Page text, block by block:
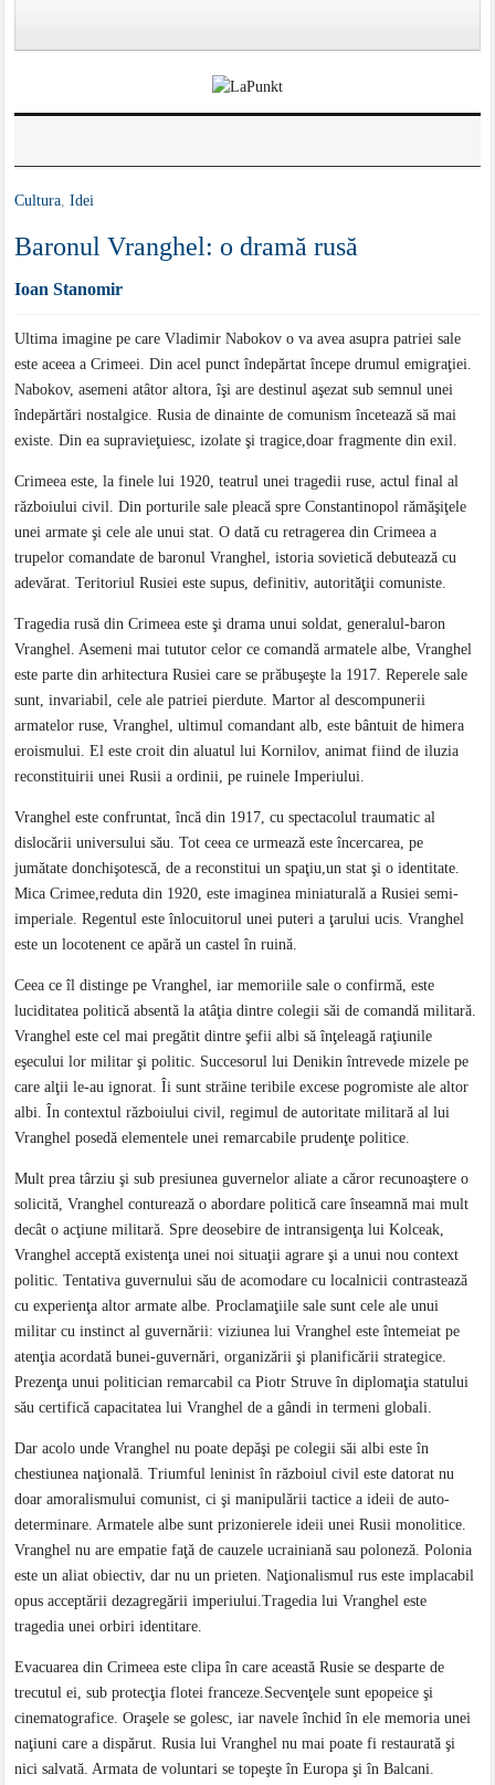
Cultura,Idei
Baronul Vranghel: o dramă rusă
Ioan Stanomir
Ultima imagine pe care Vladimir Nabokov o va avea asupra patriei sale
este aceea a Crimeei. Din acel punct îndepărtat începe drumul emigraţiei.
Nabokov, asemeni atâtor altora, îşi are destinul aşezat sub semnul unei
îndepărtări nostalgice. Rusia de dinainte de comunism încetează să mai
existe. Din ea supravieţuiesc, izolate şi tragice,doar fragmente din exil.
Crimeea este, la finele lui 1920, teatrul unei tragedii ruse, actul final al
războiului civil. Din porturile sale pleacă spre Constantinopol rămăşiţele
unei armate şi cele ale unui stat. O dată cu retragerea din Crimeea a
trupelor comandate de baronul Vranghel, istoria sovietică debutează cu
adevărat. Teritoriul Rusiei este supus, definitiv, autorităţii comuniste.
Tragedia rusă din Crimeea este şi drama unui soldat, generalul-baron
Vranghel. Asemeni mai tututor celor ce comandă armatele albe, Vranghel
este parte din arhitectura Rusiei care se prăbuşeşte la 1917. Reperele sale
sunt, invariabil, cele ale patriei pierdute. Martor al descompunerii
armatelor ruse, Vranghel, ultimul comandant alb, este bântuit de himera
eroismului. El este croit din aluatul lui Kornilov, animat fiind de iluzia
reconstituirii unei Rusii a ordinii, pe ruinele Imperiului.
Vranghel este confruntat, încă din 1917, cu spectacolul traumatic al
dislocării universului său. Tot ceea ce urmează este încercarea, pe
jumătate donchişotescă, de a reconstitui un spaţiu,un stat şi o identitate.
Mica Crimee,reduta din 1920, este imaginea miniaturală a Rusiei semi-
imperiale. Regentul este înlocuitorul unei puteri a ţarului ucis. Vranghel
este un locotenent ce apără un castel în ruină.
Ceea ce îl distinge pe Vranghel, iar memoriile sale o confirmă, este
luciditatea politică absentă la atâţia dintre colegii săi de comandă militară.
Vranghel este cel mai pregătit dintre şefii albi să înţeleagă raţiunile
eşecului lor militar şi politic. Succesorul lui Denikin întrevede mizele pe
care alţii le-au ignorat. Îi sunt străine teribile excese pogromiste ale altor
albi. În contextul războiului civil, regimul de autoritate militară al lui
Vranghel posedă elementele unei remarcabile prudenţe politice.
Mult prea târziu şi sub presiunea guvernelor aliate a căror recunoaştere o
solicită, Vranghel conturează o abordare politică care înseamnă mai mult
decât o acţiune militară. Spre deosebire de intransigenţa lui Kolceak,
Vranghel acceptă existenţa unei noi situaţii agrare şi a unui nou context
politic. Tentativa guvernului său de acomodare cu localnicii contrastează
cu experienţa altor armate albe. Proclamaţiile sale sunt cele ale unui
militar cu instinct al guvernării: viziunea lui Vranghel este întemeiat pe
atenţia acordată bunei-guvernări, organizării şi planificării strategice.
Prezenţa unui politician remarcabil ca Piotr Struve în diplomaţia statului
său certifică capacitatea lui Vranghel de a gândi in termeni globali.
Dar acolo unde Vranghel nu poate depăşi pe colegii săi albi este în
chestiunea naţională. Triumful leninist în războiul civil este datorat nu
doar amoralismului comunist, ci şi manipulării tactice a ideii de auto-
determinare. Armatele albe sunt prizonierele ideii unei Rusii monolitice.
Vranghel nu are empatie faţă de cauzele ucrainiană sau poloneză. Polonia
este un aliat obiectiv, dar nu un prieten. Naţionalismul rus este implacabil
opus acceptării dezagregării imperiului.Tragedia lui Vranghel este
tragedia unei orbiri identitare.
Evacuarea din Crimeea este clipa în care această Rusie se desparte de
trecutul ei, sub protecţia flotei franceze.Secvenţele sunt epopeice şi
cinematografice. Oraşele se golesc, iar navele închid în ele memoria unei
naţiuni care a dispărut. Rusia lui Vranghel nu mai poate fi restaurată şi
nici salvată. Armata de voluntari se topeşte în Europa şi în Balcani.